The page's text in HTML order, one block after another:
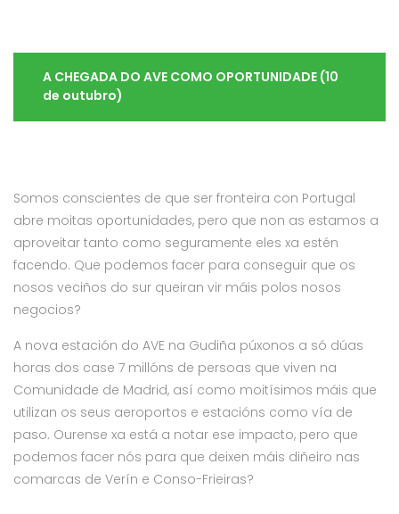
A CHEGADA DO AVE COMO OPORTUNIDADE (10
de outubro)
Somos conscientes de que ser fronteira con Portugal
abre moitas oportunidades, pero que non as estamos a
aproveitar tanto como seguramente eles xa estén
facendo. Que podemos facer para conseguir que os
nosos veciños do sur queiran vir máis polos nosos
negocios?
A nova estación do AVE na Gudiña púxonos a só dúas
horas dos case 7 millóns de persoas que viven na
Comunidade de Madrid, así como moitísimos máis que
utilizan os seus aeroportos e estacións como vía de
paso. Ourense xa está a notar ese impacto, pero que
podemos facer nós para que deixen máis diñeiro nas
comarcas de Verín e Conso-Frieiras?